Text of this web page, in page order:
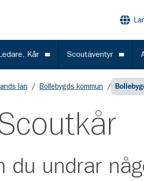
Kår Öppna meny
Scoutäventyr
län / Bollebygds kommun /
du undrar